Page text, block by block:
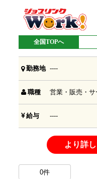
全国TOPへ
勤務地 ----
職種 営業・販売・サ
給与 ----
より詳
0件